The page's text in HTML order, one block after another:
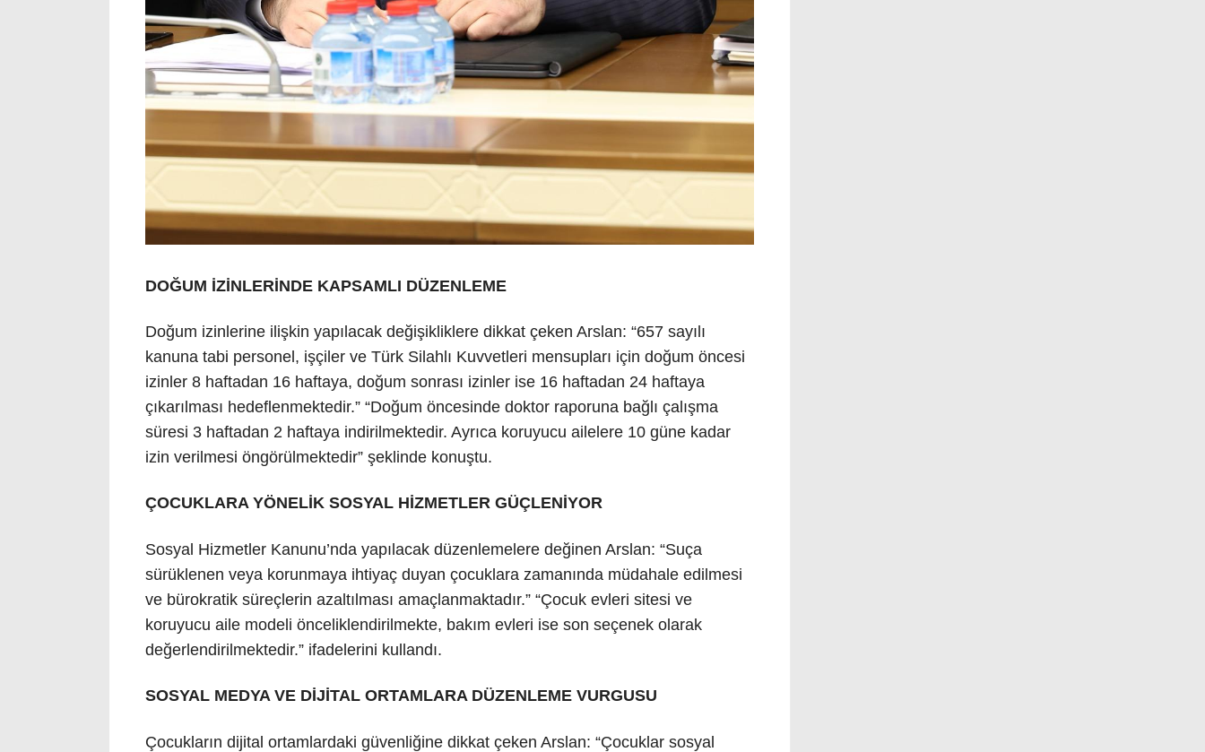
DOĞUM İZİNLERİNDE KAPSAMLI DÜZENLEME
Doğum izinlerine ilişkin yapılacak değişikliklere dikkat çeken Arslan: “657 sayılı
kanuna tabi personel, işçiler ve Türk Silahlı Kuvvetleri mensupları için doğum öncesi
izinler 8 haftadan 16 haftaya, doğum sonrası izinler ise 16 haftadan 24 haftaya
çıkarılması hedeflenmektedir.” “Doğum öncesinde doktor raporuna bağlı çalışma
süresi 3 haftadan 2 haftaya indirilmektedir. Ayrıca koruyucu ailelere 10 güne kadar
izin verilmesi öngörülmektedir” şeklinde konuştu.
ÇOCUKLARA YÖNELİK SOSYAL HİZMETLER GÜÇLENİYOR
Sosyal Hizmetler Kanunu’nda yapılacak düzenlemelere değinen Arslan: “Suça
sürüklenen veya korunmaya ihtiyaç duyan çocuklara zamanında müdahale edilmesi
ve bürokratik süreçlerin azaltılması amaçlanmaktadır.” “Çocuk evleri sitesi ve
koruyucu aile modeli önceliklendirilmekte, bakım evleri ise son seçenek olarak
değerlendirilmektedir.” ifadelerini kullandı.
SOSYAL MEDYA VE DİJİTAL ORTAMLARA DÜZENLEME VURGUSU
Çocukların dijital ortamlardaki güvenliğine dikkat çeken Arslan: “Çocuklar sosyal